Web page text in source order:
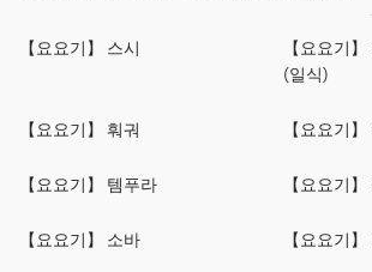
【요요기】 스시
【요요기
(일식)
【요요기】 훠궈 【요요기
【요요기】 템푸라 【요요기
【요요기】 소바 【요요기